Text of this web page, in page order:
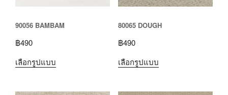
90056 BAMBAM
฿490
เลือกรูปแบบ
80065 DOUGH
฿490
เลือกรูปแบบ